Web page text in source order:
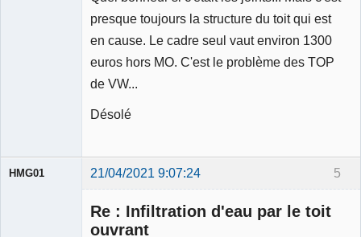
presque toujours la structure du toit qui est
en cause. Le cadre seul vaut environ 1300
euros hors MO. C'est le problème des TOP
de VW...
Désolé
5
HMG01 21/04/2021 9:07:24
Re : Infiltration d'eau par le toit
ouvrant